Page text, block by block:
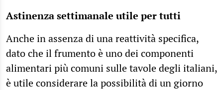
Astinenza settimanale utile per tutti
Anche in assenza di una reattività specifica,
dato che il frumento è uno dei componenti
alimentari più comuni sulle tavole degli italiani,
è utile considerare la possibilità di un giorno